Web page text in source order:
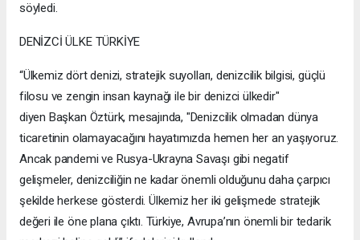
söyledi.
DENİZCİ ÜLKE TÜRKİYE
“Ülkemiz dört denizi, stratejik suyolları, denizcilik bilgisi, güçlü
filosu ve zengin insan kaynağı ile bir denizci ülkedir"
diyen Başkan Öztürk, mesajında, "Denizcilik olmadan dünya
ticaretinin olamayacağını hayatımızda hemen her an yaşıyoruz.
Ancak pandemi ve Rusya-Ukrayna Savaşı gibi negatif
gelişmeler, denizciliğin ne kadar önemli olduğunu daha çarpıcı
şekilde herkese gösterdi. Ülkemiz her iki gelişmede stratejik
değeri ile öne plana çıktı. Türkiye, Avrupa’nın önemli bir tedarik